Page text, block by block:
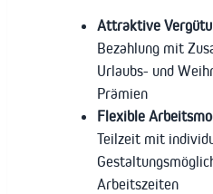
Attraktive
Bezahlung mit
Urlaubs- und
Prämien
Flexible
Teilzeit mit
Arbeitszeiten